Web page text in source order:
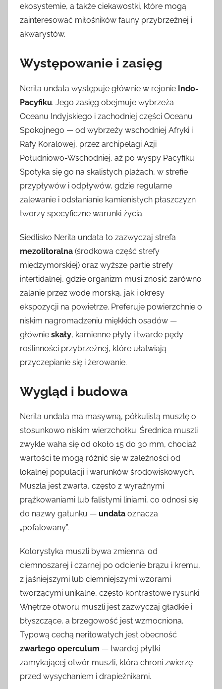
ekosystemie, a także ciekawostki, które mogą
zainteresować miłośników fauny przybrzeżnej i
akwarystów.
Występowanie i zasięg
Nerita undata występuje głównie w rejonie Indo-
Pacyfiku. Jego zasięg obejmuje wybrzeża
Oceanu Indyjskiego i zachodniej części Oceanu
Spokojnego — od wybrzeży wschodniej Afryki i
Rafy Koralowej, przez archipelagi Azji
Południowo-Wschodniej, aż po wyspy Pacyfiku.
Spotyka się go na skalistych plażach, w strefie
przypływów i odpływów, gdzie regularne
zalewanie i odsłanianie kamienistych płaszczyzn
tworzy specyficzne warunki życia.
Siedlisko Nerita undata to zazwyczaj strefa
mezolitoralna (środkowa część strefy
międzymorskiej) oraz wyższe partie strefy
intertidalnej, gdzie organizm musi znosić zarówno
zalanie przez wodę morską, jak i okresy
ekspozycji na powietrze. Preferuje powierzchnie o
niskim nagromadzeniu miękkich osadów —
głównie skały, kamienne płyty i twarde pędy
roślinności przybrzeżnej, które ułatwiają
przyczepianie się i żerowanie.
Wygląd i budowa
Nerita undata ma masywną, półkulistą muszlę o
stosunkowo niskim wierzchołku. Średnica muszli
zwykle waha się od około 15 do 30 mm, chociaż
wartości te mogą różnić się w zależności od
lokalnej populacji i warunków środowiskowych.
Muszla jest zwarta, często z wyraźnymi
prążkowaniami lub falistymi liniami, co odnosi się
do nazwy gatunku — undata oznacza
„pofalowany”.
Kolorystyka muszli bywa zmienna: od
ciemnoszarej i czarnej po odcienie brązu i kremu,
z jaśniejszymi lub ciemniejszymi wzorami
tworzącymi unikalne, często kontrastowe rysunki.
Wnętrze otworu muszli jest zazwyczaj gładkie i
błyszczące, a brzegowość jest wzmocniona.
Typową cechą neritowatych jest obecność
zwartego operculum — twardej płytki
zamykającej otwór muszli, która chroni zwierzę
przed wysychaniem i drapieżnikami.